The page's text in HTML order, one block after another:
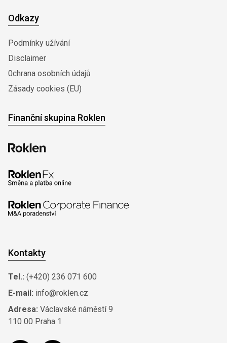
Odkazy
Podmínky užívání
Disclaimer
0chrana osobních údajů
Zásady cookies (EU)
Finanční skupina Roklen
Kontakty
Tel.: (+420) 236 071 600
E-mail: info@roklen.cz
Adresa: Václavské náměstí 9
110 00 Praha 1